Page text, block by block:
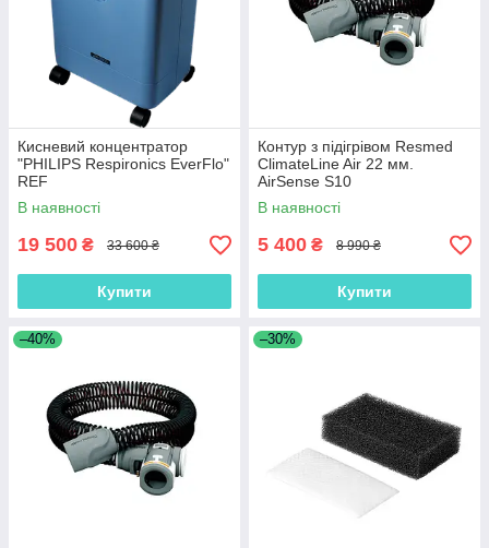
Кисневий концентратор
"PHILIPS Respironics EverFlo"
REF
В наявності
19 500 ₴ 33 600 ₴
Купити
Контур з підігрівом Resmed
ClimateLine Air 22 мм.
AirSense S10
В наявності
5 400 ₴ 8 990 ₴
Купити
–40% –30%